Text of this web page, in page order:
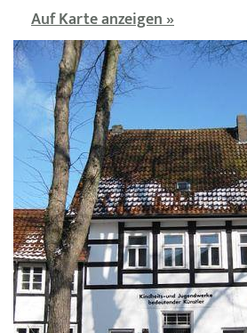
Auf Karte anzeigen »